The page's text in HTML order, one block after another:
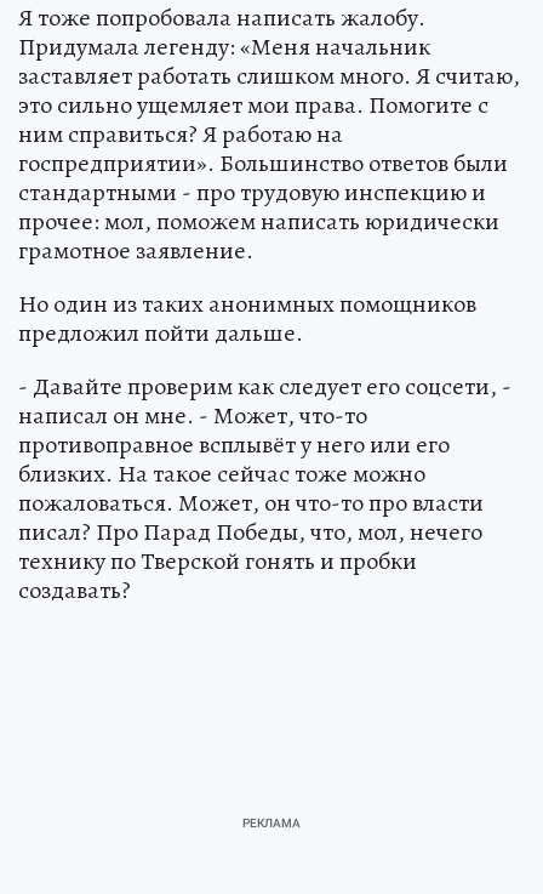
Я тоже попробовала написать жалобу.
Придумала легенду: «Меня начальник
заставляет работать слишком много. Я считаю,
это сильно ущемляет мои права. Помогите с
ним справиться? Я работаю на
госпредприятии». Большинство ответов были
стандартными - про трудовую инспекцию и
прочее: мол, поможем написать юридически
грамотное заявление.
Но один из таких анонимных помощников
предложил пойти дальше.
- Давайте проверим как следует его соцсети, -
написал он мне. - Может, что-то
противоправное всплывёт у него или его
близких. На такое сейчас тоже можно
пожаловаться. Может, он что-то про власти
писал? Про Парад Победы, что, мол, нечего
технику по Тверской гонять и пробки
создавать?